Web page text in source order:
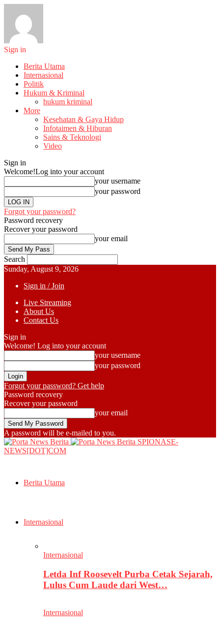
Sign in
Berita Utama
Internasional
Politik
Hukum & Kriminal
hukum kriminal
More
Kesehatan & Gaya Hidup
Infotaimen & Hiburan
Sains & Teknologi
Video
Sign in
Welcome!Log into your account
your username
your password
Forgot your password?
Password recovery
Recover your password
your email
Search
Sunday, August 9, 2026
Sign in / Join
Live Streaming
About Us
Contact Us
Sign in
Welcome! Log into your account
your username
your password
Forgot your password? Get help
Password recovery
Recover your password
your email
A password will be e-mailed to you.
SPIONASE-
NEWS[DOT]COM
Berita Utama
Internasional
Internasional
Letda Inf Roosevelt Purba Cetak Sejarah,
Lulus Cum Laude dari West…
Internasional